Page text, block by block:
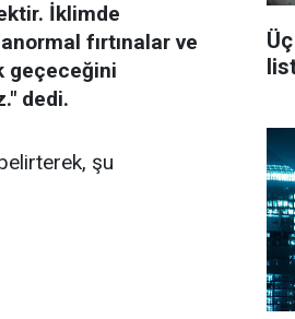
İklimde
fırtınalar ve
geçeceğini
dedi.
şu